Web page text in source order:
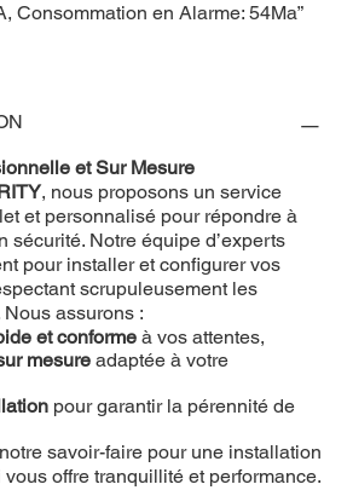
Consommation en Alarme: 54Ma”
et Sur Mesure
, nous proposons un service
et personnalisé pour répondre à
sécurité. Notre équipe d’experts
pour installer et configurer vos
scrupuleusement les
assurons :
et conforme à vos attentes,
mesure adaptée à votre
pour garantir la pérennité de
savoir-faire pour une installation
offre tranquillité et performance.